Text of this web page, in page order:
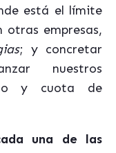
está el límite
otras empresas,
; y concretar
nuestros
y cuota de
una de las